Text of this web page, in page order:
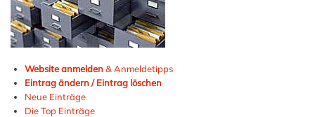
Website anmelden& Anmeldetipps
Eintrag ändern / Eintrag löschen
Neue Einträge
Die Top Einträge